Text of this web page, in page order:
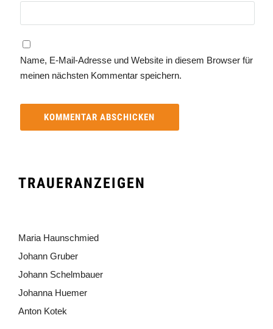
Name, E-Mail-Adresse und Website in diesem Browser für
meinen nächsten Kommentar speichern.
TRAUERANZEIGEN
Maria Haunschmied
Johann Gruber
Johann Schelmbauer
Johanna Huemer
Anton Kotek